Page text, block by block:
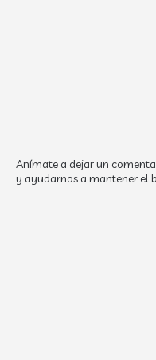
Anímate a dejar un
y ayudarnos a mantener el